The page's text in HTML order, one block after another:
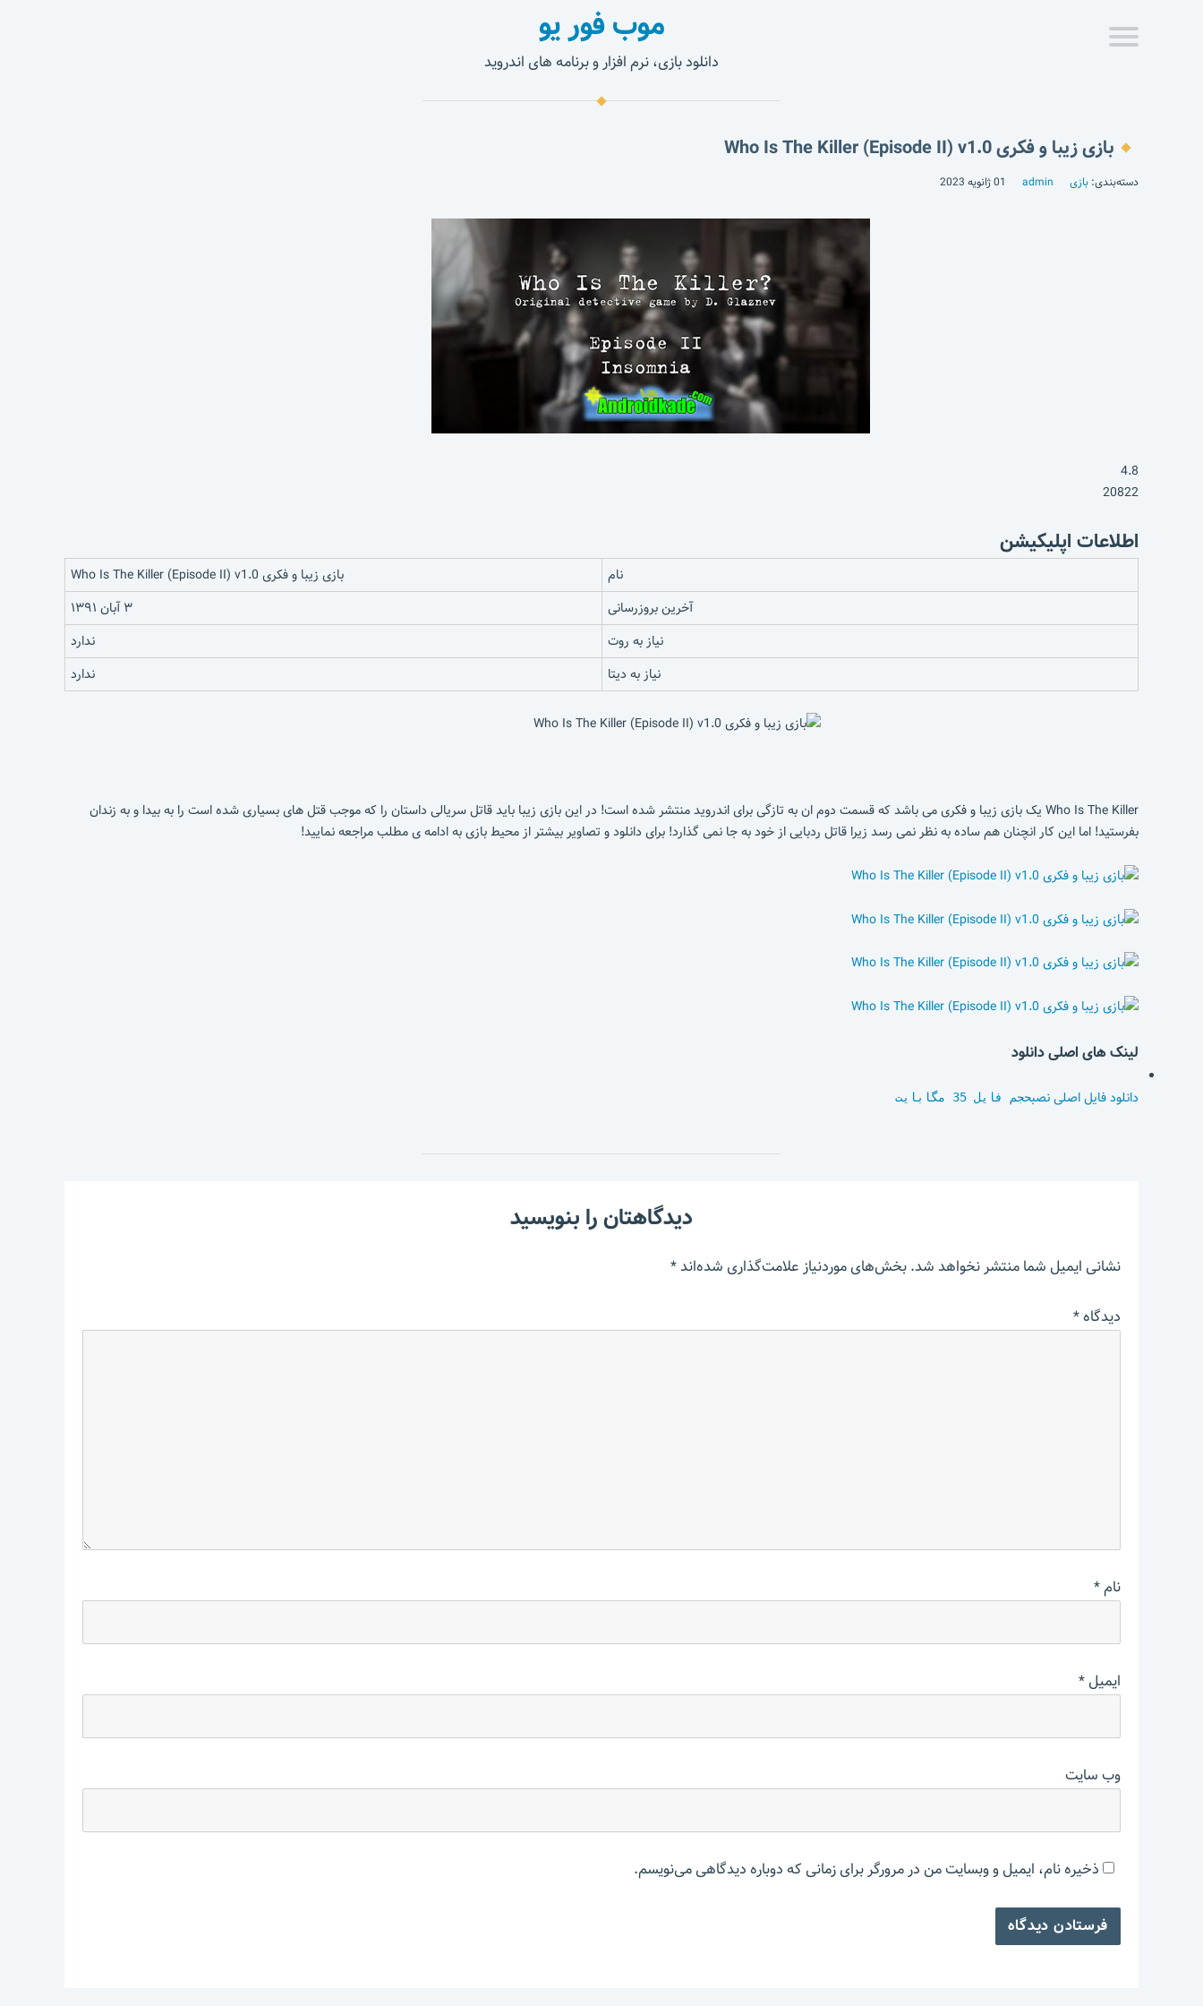
موب فور یو
دانلود بازی، نرم افزار و برنامه های اندروید
بازی زیبا و فکری Who Is The Killer (Episode II) v1.0
دسته‌بندی: بازی admin 01 ژانویه 2023
4.8
20822
اطلاعات اپلیکیشن
نام
بازی زیبا و فکری Who Is The Killer (Episode II) v1.0
آخرین بروزرسانی
۳ آبان ۱۳۹۱
نیاز به روت
ندارد
نیاز به دیتا
ندارد
Who Is The Killer یک بازی زیبا و فکری می باشد که قسمت دوم ان به تازگی برای اندروید منتشر شده است! در این بازی زیبا باید قاتل سریالی داستان را که موجب قتل های بسیاری شده است را به بیدا و به زندان
بفرستید! اما این کار انچنان هم ساده به نظر نمی رسد زیرا قاتل ردبایی از خود به جا نمی گذارد! برای دانلود و تصاویر بیشتر از محیط بازی به ادامه ی مطلب مراجعه نمایید!
لینک های اصلی دانلود
دانلود فایل اصلی نصبحجم فایل 35 مگابایت
دیدگاهتان را بنویسید
نشانی ایمیل شما منتشر نخواهد شد.بخش‌های موردنیاز علامت‌گذاری شده‌اند*
دیدگاه*
نام*
ایمیل*
وب‌ سایت
ذخیره نام، ایمیل و وبسایت من در مرورگر برای زمانی که دوباره دیدگاهی می‌نویسم.